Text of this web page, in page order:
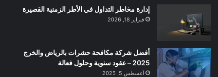
إدارة مخاطر التداول في الأطر الزمنية القصيرة
فبراير 18, 2026
أفضل شركة مكافحة حشرات بالرياض والخرج
2025 – عقود سنوية وحلول فعالة
أغسطس 5, 2025